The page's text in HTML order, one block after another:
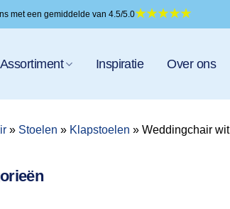
met een gemiddelde van 4.5/5.0
Assortiment Inspiratie Over ons
» Stoelen » Klapstoelen » Weddingchair wit